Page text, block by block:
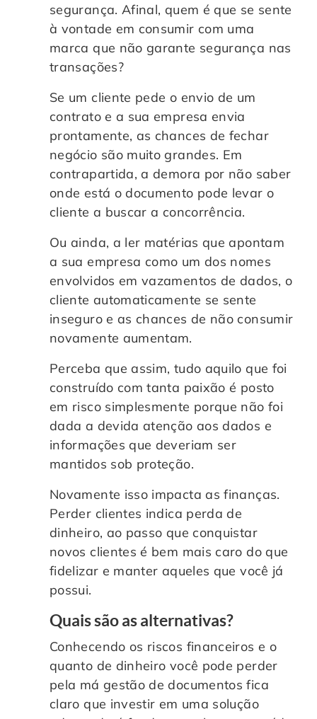
segurança. Afinal, quem é que se sente
à vontade em consumir com uma
marca que não garante segurança nas
transações?
Se um cliente pede o envio de um
contrato e a sua empresa envia
prontamente, as chances de fechar
negócio são muito grandes. Em
contrapartida, a demora por não saber
onde está o documento pode levar o
cliente a buscar a concorrência.
Ou ainda, a ler matérias que apontam
a sua empresa como um dos nomes
envolvidos em vazamentos de dados, o
cliente automaticamente se sente
inseguro e as chances de não consumir
novamente aumentam.
Perceba que assim, tudo aquilo que foi
construído com tanta paixão é posto
em risco simplesmente porque não foi
dada a devida atenção aos dados e
informações que deveriam ser
mantidos sob proteção.
Novamente isso impacta as finanças.
Perder clientes indica perda de
dinheiro, ao passo que conquistar
novos clientes é bem mais caro do que
fidelizar e manter aqueles que você já
possui.
Quais são as alternativas?
Conhecendo os riscos financeiros e o
quanto de dinheiro você pode perder
pela má gestão de documentos fica
claro que investir em uma solução